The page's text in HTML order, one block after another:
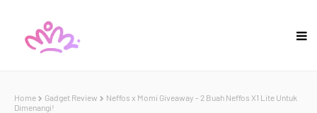
Home Gadget Review
Neffos x Momi Giveaway - 2 Buah Neffos X1 Lite Untuk
Dimenangi!